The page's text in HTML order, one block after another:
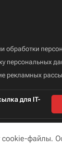
обработки
персональных
рекламных
для IT-
cookie-файлы.